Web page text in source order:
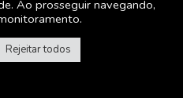
Instagram
Ao prosseguir navegando,
Rejeitar todos